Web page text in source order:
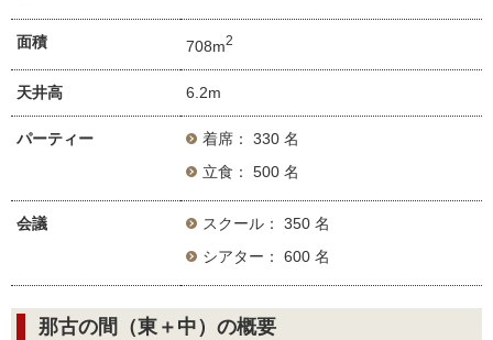
面積 708m2
天井高 6.2m
パーティー
着席： 330 名
立食： 500 名
会議
スクール： 350 名
シアター： 600 名
那古の間（東＋中）の概要